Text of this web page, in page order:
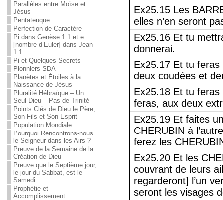
Parallèles entre Moïse et
Jésus
Pentateuque
Perfection de Caractère
Pi dans Genèse 1:1 et e
[nombre d’Euler] dans Jean
1:1
Pi et Quelques Secrets
Pionniers SDA
Planètes et Étoiles à la
Naissance de Jésus
Pluralité Hébraïque – Un
Seul Dieu – Pas de Trinité
Points Clés de Dieu le Père,
Son Fils et Son Esprit
Population Mondiale
Pourquoi Rencontrons-nous
le Seigneur dans les Airs ?
Preuve de la Semaine de la
Création de Dieu
Preuve que le Septième jour,
le jour du Sabbat, est le
Samedi.
Prophétie et
Accomplissement
Ex25.15 Les
elles n’en seront
Ex25.16 Et tu
donnerai.
Ex25.17 Et tu feras
deux coudées et
Ex25.18 Et tu feras
feras, aux deux
Ex25.19 Et faites
CHERUBIN à
ferez les
Ex25.20 Et les
couvrant de leurs
regarderont] l’un
seront les visages